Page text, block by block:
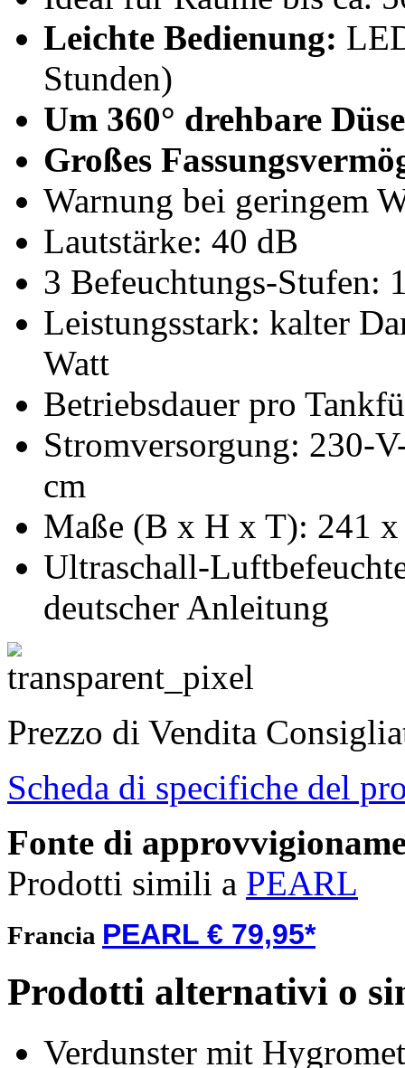
Leichte Bedienung:
Stunden)
Um 360° drehbare Düse
Großes
Warnung bei geringem
Lautstärke: 40 dB
3 Befeuchtungs-Stufen:
Leistungsstark: kalter
Watt
Betriebsdauer pro
Stromversorgung: 230-
cm
Maße (B x H x T): 241
Ultraschall-
deutscher Anleitung
Prezzo di Vendita
Scheda di specifiche del
Fonte di
Prodotti simili a PEARL
Francia PEARL € 79,95*
Prodotti alternativi o
Verdunster mit